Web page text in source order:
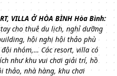
VILLA Ở HÒA BÌNH Hòa Bình:
cho thuê du lịch, nghỉ dưỡng
hội nghị hội thảo phù
đội nhóm,… Các resort, villa có
như khu vui chơi giải trí, hồ
thảo, nhà hàng, khu chơi